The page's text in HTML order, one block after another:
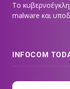
Το
malware και
INFOCOM